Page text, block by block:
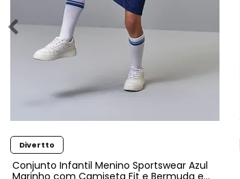
Conjunto Infantil Menino Sportswear Azul
Marinho com Camiseta Fit e Bermuda em
Divertto